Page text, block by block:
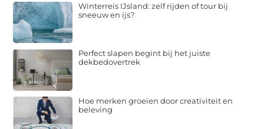
Winterreis IJsland: zelf rijden of tour bij
sneeuw en ijs?
Perfect slapen begint bij het juiste
dekbedovertrek
Hoe merken groeien door creativiteit en
beleving